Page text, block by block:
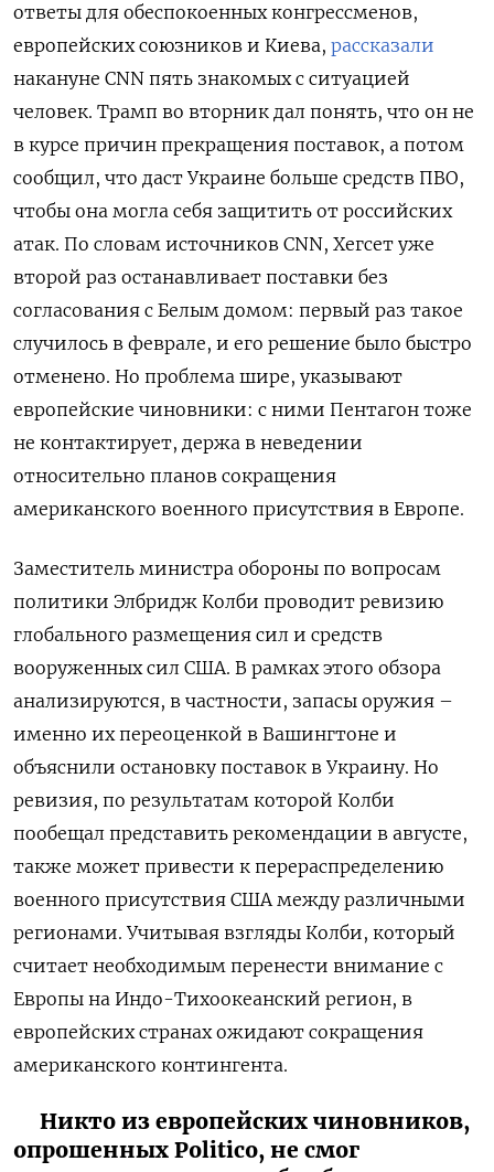
ответы для обеспокоенных конгрессменов,
европейских союзников и Киева, рассказали
накануне CNN пять знакомых с ситуацией
человек. Трамп во вторник дал понять, что он не
в курсе причин прекращения поставок, а потом
сообщил, что даст Украине больше средств ПВО,
чтобы она могла себя защитить от российских
атак. По словам источников CNN, Хегсет уже
второй раз останавливает поставки без
согласования с Белым домом: первый раз такое
случилось в феврале, и его решение было быстро
отменено. Но проблема шире, указывают
европейские чиновники: с ними Пентагон тоже
не контактирует, держа в неведении
относительно планов сокращения
американского военного присутствия в Европе.
Заместитель министра обороны по вопросам
политики Элбридж Колби проводит ревизию
глобального размещения сил и средств
вооруженных сил США. В рамках этого обзора
анализируются, в частности, запасы оружия –
именно их переоценкой в Вашингтоне и
объяснили остановку поставок в Украину. Но
ревизия, по результатам которой Колби
пообещал представить рекомендации в августе,
также может привести к перераспределению
военного присутствия США между различными
регионами. Учитывая взгляды Колби, который
считает необходимым перенести внимание с
Европы на Индо-Тихоокеанский регион, в
европейских странах ожидают сокращения
американского контингента.
Никто из европейских чиновников,
опрошенных Politico, не смог